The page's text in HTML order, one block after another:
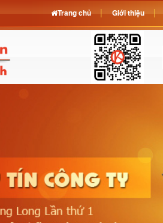
Trang chủ Giới thiệu